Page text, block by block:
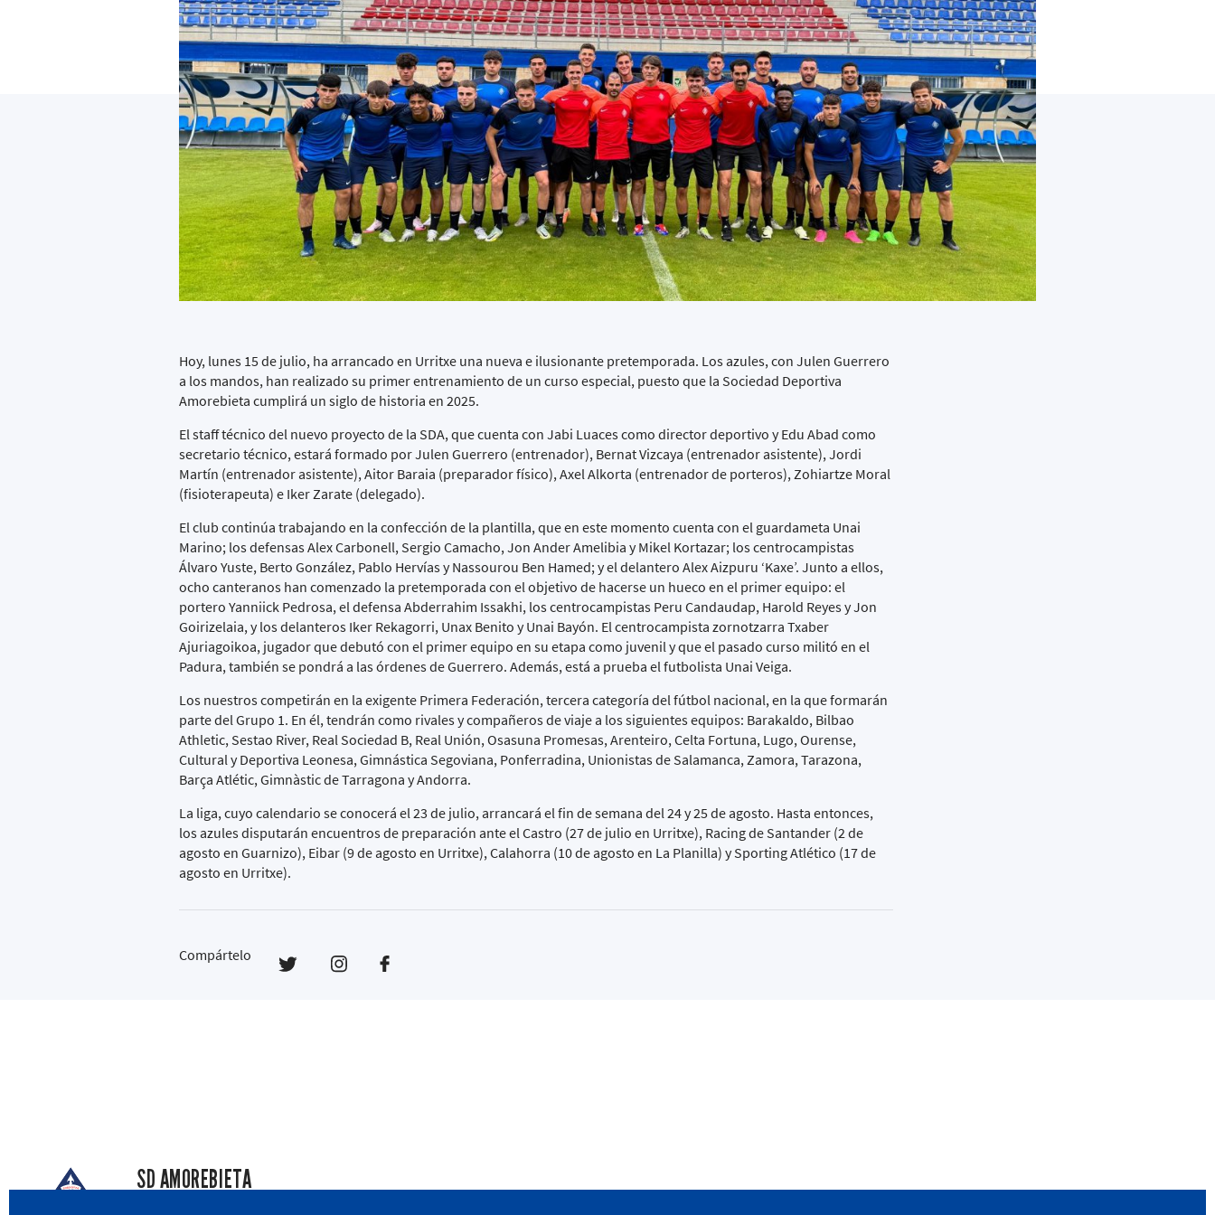
Hoy, lunes 15 de julio, ha arrancado en Urritxe una nueva e ilusionante pretemporada. Los azules, con Julen Guerrero
a los mandos, han realizado su primer entrenamiento de un curso especial, puesto que la Sociedad Deportiva
Amorebieta cumplirá un siglo de historia en 2025.
El staff técnico del nuevo proyecto de la SDA, que cuenta con Jabi Luaces como director deportivo y Edu Abad como
secretario técnico, estará formado por Julen Guerrero (entrenador), Bernat Vizcaya (entrenador asistente), Jordi
Martín (entrenador asistente), Aitor Baraia (preparador físico), Axel Alkorta (entrenador de porteros), Zohiartze Moral
(fisioterapeuta) e Iker Zarate (delegado).
El club continúa trabajando en la confección de la plantilla, que en este momento cuenta con el guardameta Unai
Marino; los defensas Alex Carbonell, Sergio Camacho, Jon Ander Amelibia y Mikel Kortazar; los centrocampistas
Álvaro Yuste, Berto González, Pablo Hervías y Nassourou Ben Hamed; y el delantero Alex Aizpuru ‘Kaxe’. Junto a ellos,
ocho canteranos han comenzado la pretemporada con el objetivo de hacerse un hueco en el primer equipo: el
portero Yanniick Pedrosa, el defensa Abderrahim Issakhi, los centrocampistas Peru Candaudap, Harold Reyes y Jon
Goirizelaia, y los delanteros Iker Rekagorri, Unax Benito y Unai Bayón. El centrocampista zornotzarra Txaber
Ajuriagoikoa, jugador que debutó con el primer equipo en su etapa como juvenil y que el pasado curso militó en el
Padura, también se pondrá a las órdenes de Guerrero. Además, está a prueba el futbolista Unai Veiga.
Los nuestros competirán en la exigente Primera Federación, tercera categoría del fútbol nacional, en la que formarán
parte del Grupo 1. En él, tendrán como rivales y compañeros de viaje a los siguientes equipos: Barakaldo, Bilbao
Athletic, Sestao River, Real Sociedad B, Real Unión, Osasuna Promesas, Arenteiro, Celta Fortuna, Lugo, Ourense,
Cultural y Deportiva Leonesa, Gimnástica Segoviana, Ponferradina, Unionistas de Salamanca, Zamora, Tarazona,
Barça Atlétic, Gimnàstic de Tarragona y Andorra.
La liga, cuyo calendario se conocerá el 23 de julio, arrancará el fin de semana del 24 y 25 de agosto. Hasta entonces,
los azules disputarán encuentros de preparación ante el Castro (27 de julio en Urritxe), Racing de Santander (2 de
agosto en Guarnizo), Eibar (9 de agosto en Urritxe), Calahorra (10 de agosto en La Planilla) y Sporting Atlético (17 de
agosto en Urritxe).
Compártelo
SD AMOREBIETA